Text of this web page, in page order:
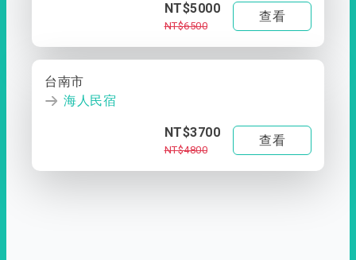
NT$5000
NT$6500
查看
台南市
海人民宿
NT$3700
NT$4800
查看